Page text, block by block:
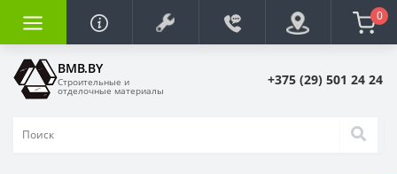
0
BMB.BY
Строительные и
отделочные материалы
+375 (29) 501 24 24